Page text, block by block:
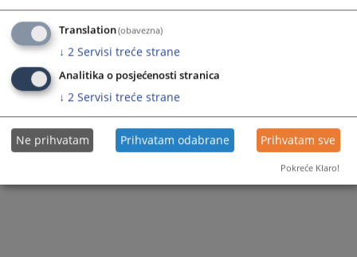
Translation(obavezna)
↓ 2 Servisi treće strane
Analitika o posjećenosti stranica
↓ 2 Servisi treće strane
Ne prihvatam Prihvatam odabrane Prihvatam sve
Pokreće Klaro!